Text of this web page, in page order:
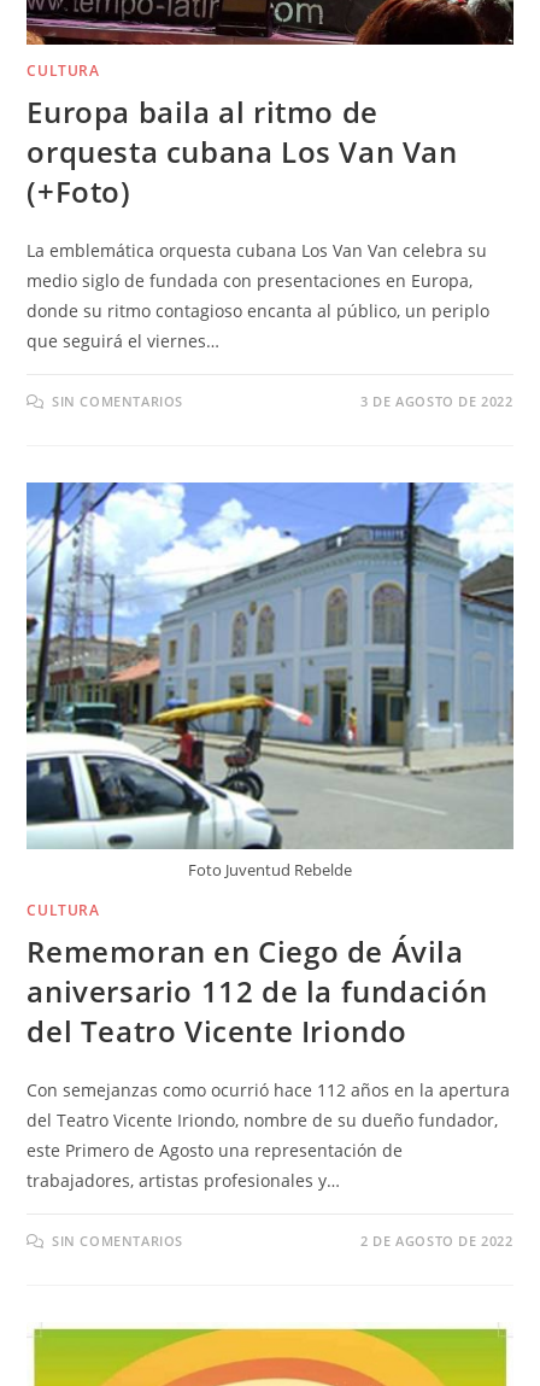
CULTURA
Europa baila al ritmo de
orquesta cubana Los Van Van
(+Foto)
La emblemática orquesta cubana Los Van Van celebra su
medio siglo de fundada con presentaciones en Europa,
donde su ritmo contagioso encanta al público, un periplo
que seguirá el viernes…
SIN COMENTARIOS 3 DE AGOSTO DE 2022
Foto Juventud Rebelde
CULTURA
Rememoran en Ciego de Ávila
aniversario 112 de la fundación
del Teatro Vicente Iriondo
Con semejanzas como ocurrió hace 112 años en la apertura
del Teatro Vicente Iriondo, nombre de su dueño fundador,
este Primero de Agosto una representación de
trabajadores, artistas profesionales y…
SIN COMENTARIOS 2 DE AGOSTO DE 2022